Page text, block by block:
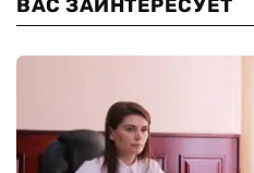
ВАС ЗАИНТЕРЕСУЕТ